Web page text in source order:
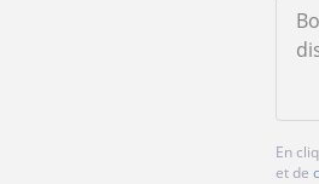
En
et de